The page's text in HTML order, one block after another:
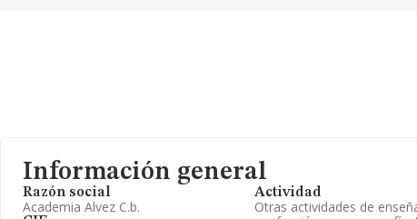
Información general
Razón social
Academia Alvez C.b.
Actividad
Otras actividades de